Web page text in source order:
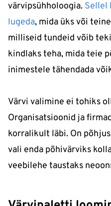
värvipsühholoogia. Sellel
lugeda, mida üks või
milliseid tundeid võib
kindlaks teha, mida teie
inimestele tähendada
Värvi valimine ei tohiks
Organisatsioonid ja
korralikult läbi. On
vali enda põhivärviks
veebilehe taustaks